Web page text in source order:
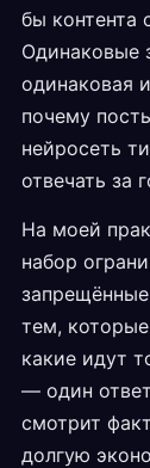
бы контента
Одинаковые
одинаковая
почему
нейросеть
отвечать за
На моей
набор
тем,
какие идут
— один
смотрит
долгую